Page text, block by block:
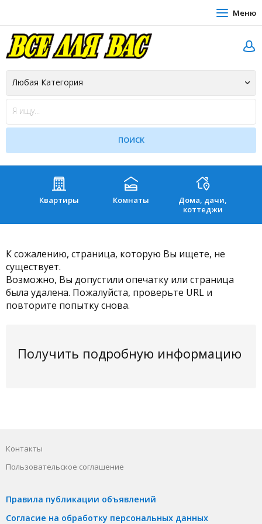
Меню
Квартиры Комнаты
Дома, дачи,
коттеджи
К сожалению, страница, которую Вы ищете, не
существует.
Возможно, Вы допустили опечатку или страница
была удалена. Пожалуйста, проверьте URL и
повторите попытку снова.
Получить подробную информацию
Контакты
Пользовательское соглашение
Правила публикации объявлений
Согласие на обработку персональных данных